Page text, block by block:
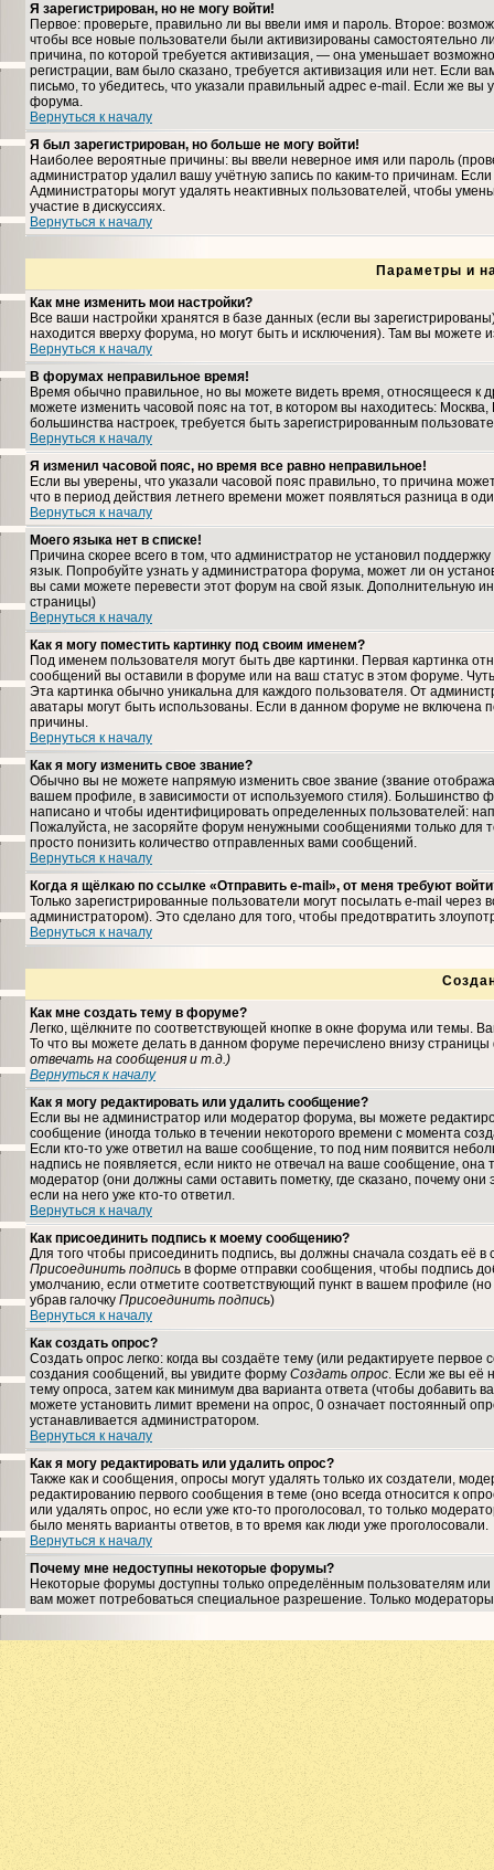
Я зарегистрирован, но не могу войти!
Первое: проверьте, правильно ли вы ввели имя и пароль. Второе:
чтобы все новые пользователи были активизированы самостоятельно
причина, по которой требуется активизация, — она уменьшает
регистрации, вам было сказано, требуется активизация или нет. Если
письмо, то убедитесь, что указали правильный адрес e-mail. Если же
форума.
Вернуться к началу
Я был зарегистрирован, но больше не могу войти!
Наиболее вероятные причины: вы ввели неверное имя или пароль
администратор удалил вашу учётную запись по каким-то причинам.
Администраторы могут удалять неактивных пользователей, чтобы
участие в дискуссиях.
Вернуться к началу
Параметры и
Как мне изменить мои настройки?
Все ваши настройки хранятся в базе данных (если вы
находится вверху форума, но могут быть и исключения). Там вы можете
Вернуться к началу
В форумах неправильное время!
Время обычно правильное, но вы можете видеть время, относящееся к
можете изменить часовой пояс на тот, в котором вы находитесь:
большинства настроек, требуется быть зарегистрированным
Вернуться к началу
Я изменил часовой пояс, но время все равно неправильное!
Если вы уверены, что указали часовой пояс правильно, то причина
что в период действия летнего времени может появляться разница в
Вернуться к началу
Моего языка нет в списке!
Причина скорее всего в том, что администратор не установил
язык. Попробуйте узнать у администратора форума, может ли он
вы сами можете перевести этот форум на свой язык. Дополнительную
страницы)
Вернуться к началу
Как я могу поместить картинку под своим именем?
Под именем пользователя могут быть две картинки. Первая картинка
сообщений вы оставили в форуме или на ваш статус в этом форуме.
Эта картинка обычно уникальна для каждого пользователя. От
аватары могут быть использованы. Если в данном форуме не включена
причины.
Вернуться к началу
Как я могу изменить свое звание?
Обычно вы не можете напрямую изменить свое звание (звание
вашем профиле, в зависимости от используемого стиля). Большинство
написано и чтобы идентифицировать определенных пользователей:
Пожалуйста, не засоряйте форум ненужными сообщениями только для
просто понизить количество отправленных вами сообщений.
Вернуться к началу
Когда я щёлкаю по ссылке «Отправить e-mail», от меня требуют
Только зарегистрированные пользователи могут посылать e-mail
администратором). Это сделано для того, чтобы предотвратить
Вернуться к началу
Как мне создать тему в форуме?
Легко, щёлкните по соответствующей кнопке в окне форума или темы.
То что вы можете делать в данном форуме перечислено внизу
отвечать на сообщения и т.д.)
Вернуться к началу
Как я могу редактировать или удалить сообщение?
Если вы не администратор или модератор форума, вы можете
сообщение (иногда только в течении некоторого времени с момента
Если кто-то уже ответил на ваше сообщение, то под ним появится
надпись не появляется, если никто не отвечал на ваше сообщение,
модератор (они должны сами оставить пометку, где сказано, почему
если на него уже кто-то ответил.
Вернуться к началу
Как присоединить подпись к моему сообщению?
Для того чтобы присоединить подпись, вы должны сначала создать её
Присоединить подпись в форме отправки сообщения, чтобы подпись
умолчанию, если отметите соответствующий пункт в вашем профиле
убрав галочку Присоединить подпись)
Вернуться к началу
Как создать опрос?
Создать опрос легко: когда вы создаёте тему (или редактируете
создания сообщений, вы увидите форму Создать опрос. Если же вы её
тему опроса, затем как минимум два варианта ответа (чтобы добавить
можете установить лимит времени на опрос, 0 означает постоянный
устанавливается администратором.
Вернуться к началу
Как я могу редактировать или удалить опрос?
Также как и сообщения, опросы могут удалять только их создатели,
редактированию первого сообщения в теме (оно всегда относится к
или удалять опрос, но если уже кто-то проголосовал, то только
было менять варианты ответов, в то время как люди уже проголосовали.
Вернуться к началу
Почему мне недоступны некоторые форумы?
Некоторые форумы доступны только определённым пользователям
вам может потребоваться специальное разрешение. Только